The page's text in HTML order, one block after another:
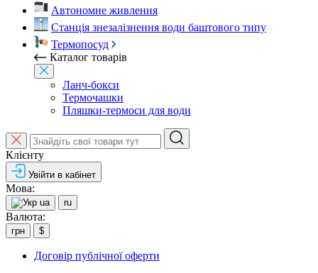
Автономне живлення
Станція знезалізнення води баштового типу
Термопосуд
Каталог товарів
Ланч-бокси
Термочашки
Пляшки-термоси для води
Клієнту
Увійти в кабінет
Мова:
ua ru
Валюта:
грн $
Договір публічної оферти